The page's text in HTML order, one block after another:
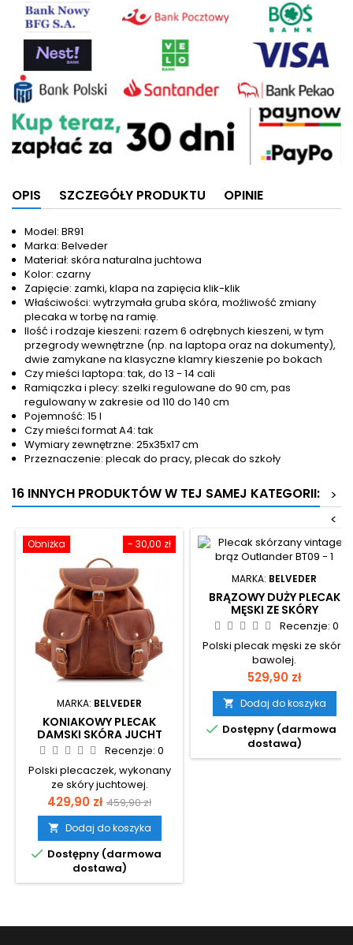
OPIS SZCZEGÓŁY PRODUKTU OPINIE
Model: BR91
Marka: Belveder
Materiał: skóra naturalna juchtowa
Kolor: czarny
Zapięcie: zamki, klapa na zapięcia klik-klik
Właściwości: wytrzymała gruba skóra, możliwość zmiany
plecaka w torbę na ramię.
Ilość i rodzaje kieszeni: razem 6 odrębnych kieszeni, w tym
przegrody wewnętrzne (np. na laptopa oraz na dokumenty),
dwie zamykane na klasyczne klamry kieszenie po bokach
Czy mieści laptopa: tak, do 13 - 14 cali
Ramiączka i plecy: szelki regulowane do 90 cm, pas
regulowany w zakresie od 110 do 140 cm
Pojemność: 15 l
Czy mieści format A4: tak
Wymiary zewnętrzne: 25x35x17 cm
Przeznaczenie: plecak do pracy, plecak do szkoły
16 INNYCH PRODUKTÓW W TEJ SAMEJ KATEGORII:
>
<
- 30,00 zł
Obniżka
MARKA: BELVEDER
KONIAKOWY PLECAK
DAMSKI SKÓRA JUCHT
VINTAGE MAŁY BELVEDER
BR21
Recenzje: 0
Polski plecaczek, wykonany
ze skóry juchtowej.
Cena
429,90 zł Cena
podstawowa
459,90 zł
 Dodaj do koszyka
 Dostępny (darmowa
dostawa)
MARKA: BELVEDER
BRĄZOWY DUŻY PLECAK
MĘSKI ZE SKÓRY
NATURALNEJ NA LAPTOPA
15,6 BELVEDER BT09
Recenzje: 0
Polski plecak męski ze skóry
bawolej.
Cena
529,90 zł
 Dodaj do koszyka
 Dostępny (darmowa
dostawa)